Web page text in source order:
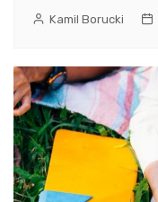
Kamil Borucki